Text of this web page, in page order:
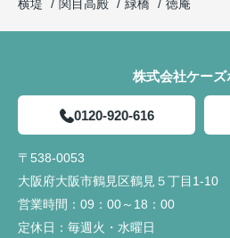
横堤
関目高殿 緑橋 徳庵
株式会社ケーズ
0120-920-616
〒538-0053
大阪府大阪市鶴見区鶴見５丁目1-10
営業時間： 09：00～18：00
定休日： 毎週火・水曜日